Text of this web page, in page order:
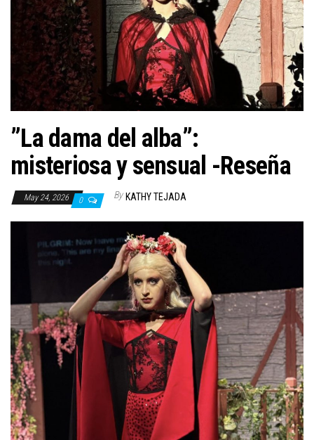
”La dama del alba”:
misteriosa y sensual -Reseña
May 24, 2026 0 By KATHY TEJADA